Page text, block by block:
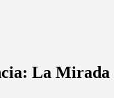
La Mirada